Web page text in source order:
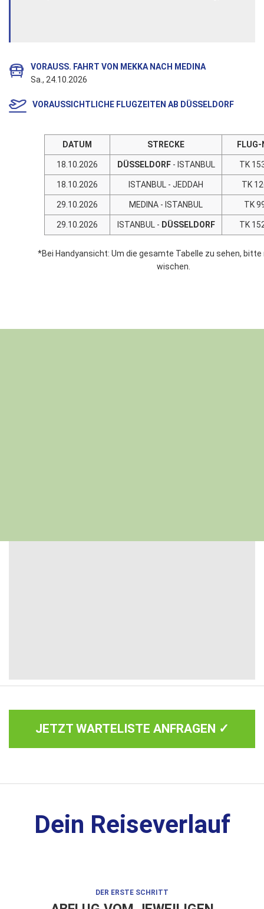
VORAUSS. FAHRT VON MEKKA NACH MEDINA
Sa., 24.10.2026
VORAUSSICHTLICHE FLUGZEITEN AB DÜSSELDORF
DATUM STRECKE FLUG-
18.10.2026 DÜSSELDORF - ISTANBUL TK
18.10.2026 ISTANBUL - JEDDAH TK
29.10.2026 MEDINA - ISTANBUL TK
29.10.2026 ISTANBUL - DÜSSELDORF TK
*Bei Handyansicht: Um die gesamte Tabelle zu sehen,
wischen.
JETZT WARTELISTE ANFRAGEN ✓
Dein Reiseverlauf
DER ERSTE SCHRITT